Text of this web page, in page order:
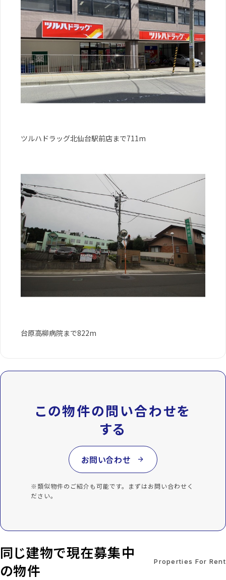
ツルハドラッグ北仙台駅前店まで711m
台原高柳病院まで822m
この物件の問い合わせを
する
お問い合わせ arrow_forward
※類似物件のご紹介も可能です。まずはお問い合わせく
ださい。
同じ建物で現在募集中
の物件
Properties For Rent